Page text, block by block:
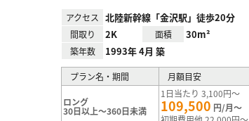
アクセス 北陸新幹線「金沢駅」徒歩20分
間取り 2K 面積 30m²
築年数 1993年 4月 築
プラン名・期間 月額目安
ロング
30日以上～360日未満
1日当たり 3,100円～
109,500 円/月～